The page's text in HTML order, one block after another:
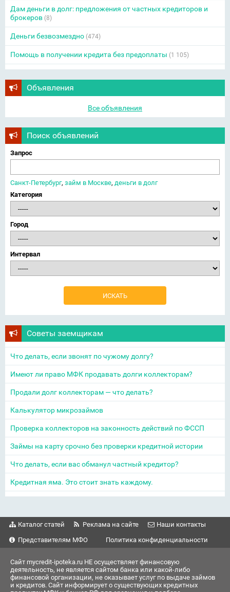
Дам деньги в долг: предложения от частных кредиторов и
брокеров (8)
Деньги безвозмездно (474)
Помощь в получении кредита без предоплаты (1 105)
Объявления
Все объявления
Поиск объявлений
Запрос
Санкт-Петербург, займ в Москве, деньги в долг
Категория
Город
Интервал
Советы заемщикам
Что делать, если звонят по чужому долгу?
Имеют ли право МФК продавать долги коллекторам?
Продали долг коллекторам — что делать?
Калькулятор микрозаймов
Проверка коллекторов на законность действий по ФССП
Займы на карту срочно без проверки кредитной истории
Что делать, если вас обманул частный кредитор?
Кредитная яма. Это стоит знать каждому.
Каталог статей Реклама на сайте
Наши контакты
Представителям МФО
Политика конфиденциальности
Сайт mycredit-ipoteka.ru НЕ осуществляет финансовую
деятельность, не является сайтом банка или какой-либо
финансовой организации, не оказывает услуг по выдаче займов
и кредитов. Сайт информирует о существующих кредитных